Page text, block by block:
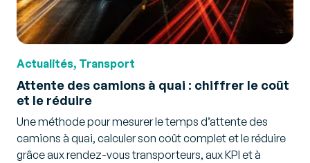
Actualités, Transport
Attente des camions à quai : chiffrer le coût
et le réduire
Une méthode pour mesurer le temps d’attente des
camions à quai, calculer son coût complet et le réduire
grâce aux rendez-vous transporteurs, aux KPI et à